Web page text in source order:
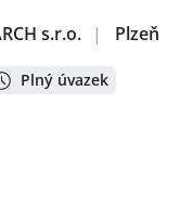
s.r.o. | Plzeň
Plný úvazek